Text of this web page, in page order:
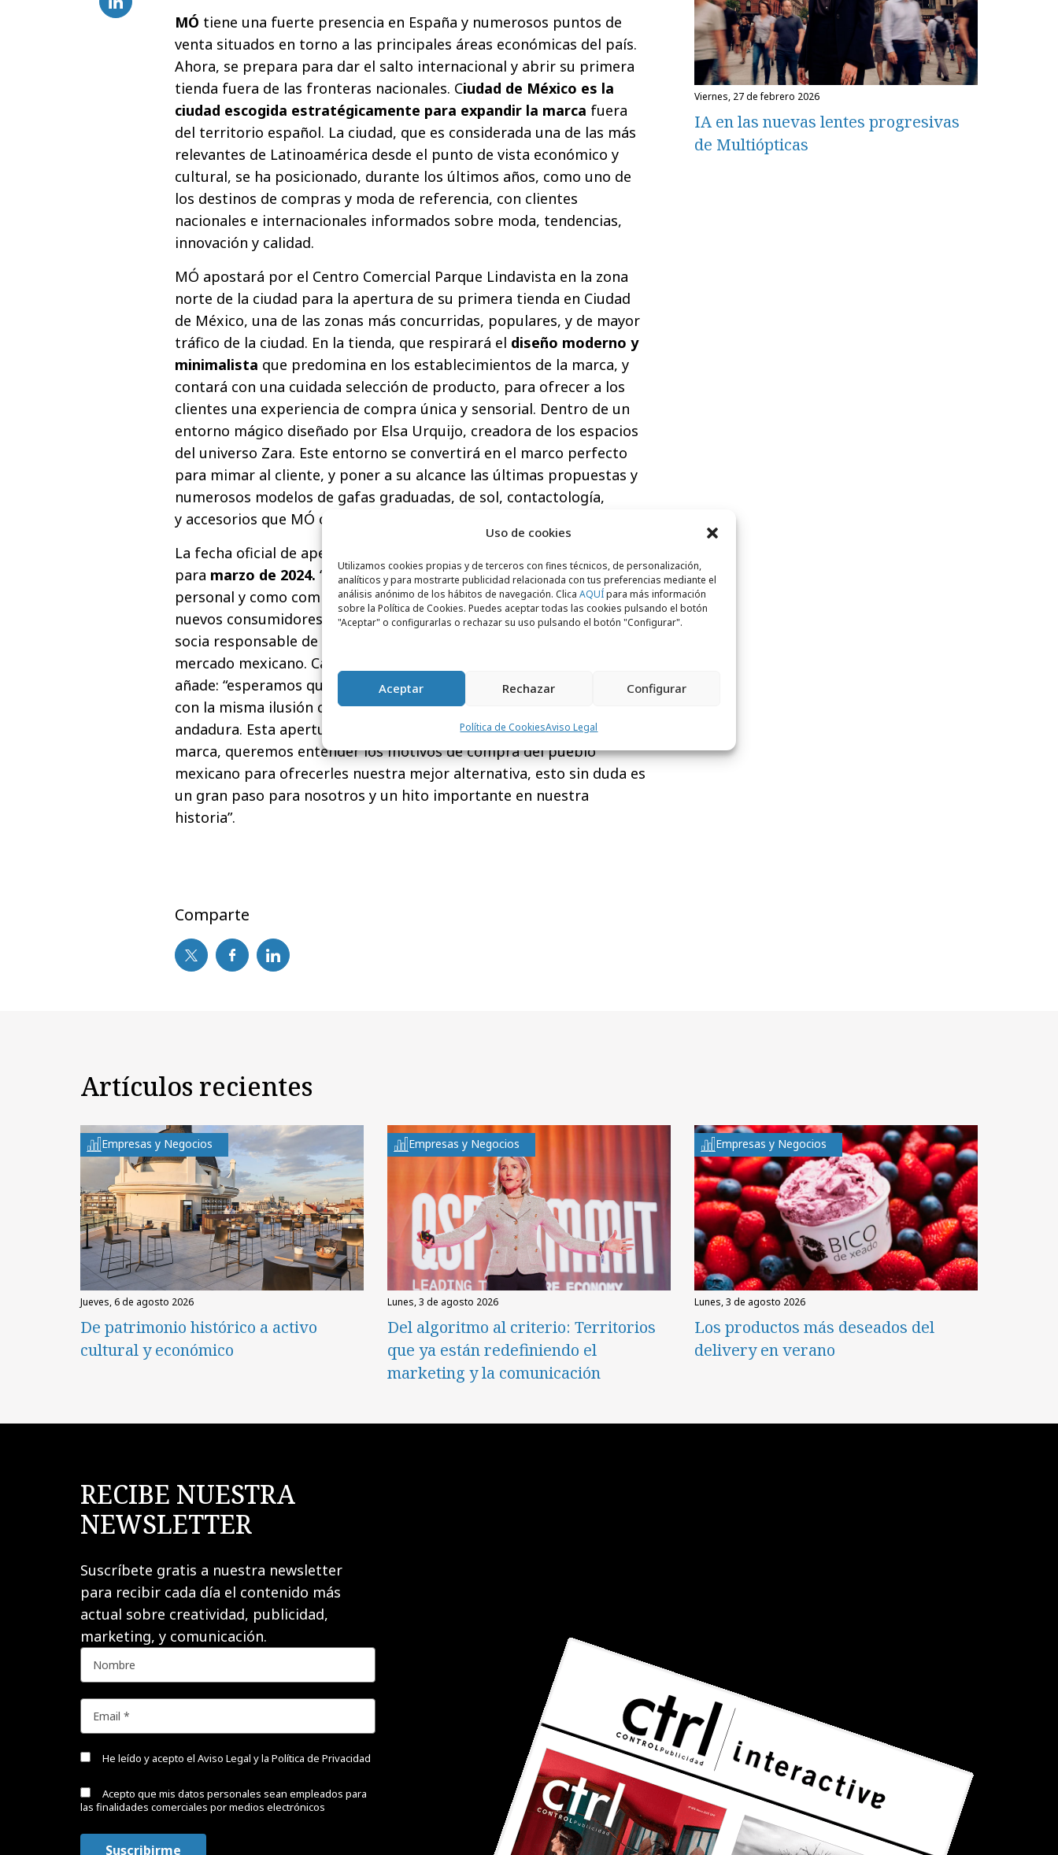
Uso de cookies
Utilizamos cookies propias y de terceros con fines técnicos, de personalización,
analíticos y para mostrarte publicidad relacionada con tus preferencias mediante el
análisis anónimo de los hábitos de navegación. Clica AQUÍpara más información
sobre la Política de Cookies. Puedes aceptar todas las cookies pulsando el botón
"Aceptar" o configurarlas o rechazar su uso pulsando el botón "Configurar".
Aceptar Rechazar Configurar
Política de CookiesAviso Legal
MÓ tiene una fuerte presencia en España y numerosos puntos de
venta situados en torno a las principales áreas económicas del país.
Ahora, se prepara para dar el salto internacional y abrir su primera
tienda fuera de las fronteras nacionales. Ciudad de México es la
ciudad escogida estratégicamente para expandir la marca fuera
del territorio español. La ciudad, que es considerada una de las más
relevantes de Latinoamérica desde el punto de vista económico y
cultural, se ha posicionado, durante los últimos años, como uno de
los destinos de compras y moda de referencia, con clientes
nacionales e internacionales informados sobre moda, tendencias,
innovación y calidad.
MÓ apostará por el Centro Comercial Parque Lindavista en la zona
norte de la ciudad para la apertura de su primera tienda en Ciudad
de México, una de las zonas más concurridas, populares, y de mayor
tráfico de la ciudad. En la tienda, que respirará el diseño moderno y
minimalista que predomina en los establecimientos de la marca, y
contará con una cuidada selección de producto, para ofrecer a los
clientes una experiencia de compra única y sensorial. Dentro de un
entorno mágico diseñado por Elsa Urquijo, creadora de los espacios
del universo Zara. Este entorno se convertirá en el marco perfecto
para mimar al cliente, y poner a su alcance las últimas propuestas y
numerosos modelos de gafas graduadas, de sol, contactología,
y accesorios que MÓ ofrecerá cada temporada.
La fecha oficial de apertura de la marca en México está programada
para marzo de 2024. “Esta apertura supone un gran reto a nivel
personal y como compañía. Es una oportunidad para abrir la marca a
nuevos consumidores y mercados.”, comenta Eva Piñeiro,
socia responsable de esta nueva apertura, quien conoce de cerca el
mercado mexicano. Carlos Crespo, director general de Multiópticas
añade: “esperamos que México nos reciba con los brazos abiertos,
con la misma ilusión con la que nosotros empezamos esta nueva
andadura. Esta apertura supone un gran aprendizaje y reto para la
marca, queremos entender los motivos de compra del pueblo
mexicano para ofrecerles nuestra mejor alternativa, esto sin duda es
un gran paso para nosotros y un hito importante en nuestra
historia”.
Comparte
viernes, 27 de febrero 2026
IA en las nuevas lentes progresivas
de Multiópticas
Artículos recientes
Empresas y Negocios
jueves, 6 de agosto 2026
De patrimonio histórico a activo
cultural y económico
Empresas y Negocios
lunes, 3 de agosto 2026
Del algoritmo al criterio: Territorios
que ya están redefiniendo el
marketing y la comunicación
Empresas y Negocios
lunes, 3 de agosto 2026
Los productos más deseados del
delivery en verano
RECIBE NUESTRA
NEWSLETTER
Suscríbete gratis a nuestra newsletter
para recibir cada día el contenido más
actual sobre creatividad, publicidad,
marketing, y comunicación.
He leído y acepto el Aviso Legal y la Política de Privacidad
Acepto que mis datos personales sean empleados para
las finalidades comerciales por medios electrónicos